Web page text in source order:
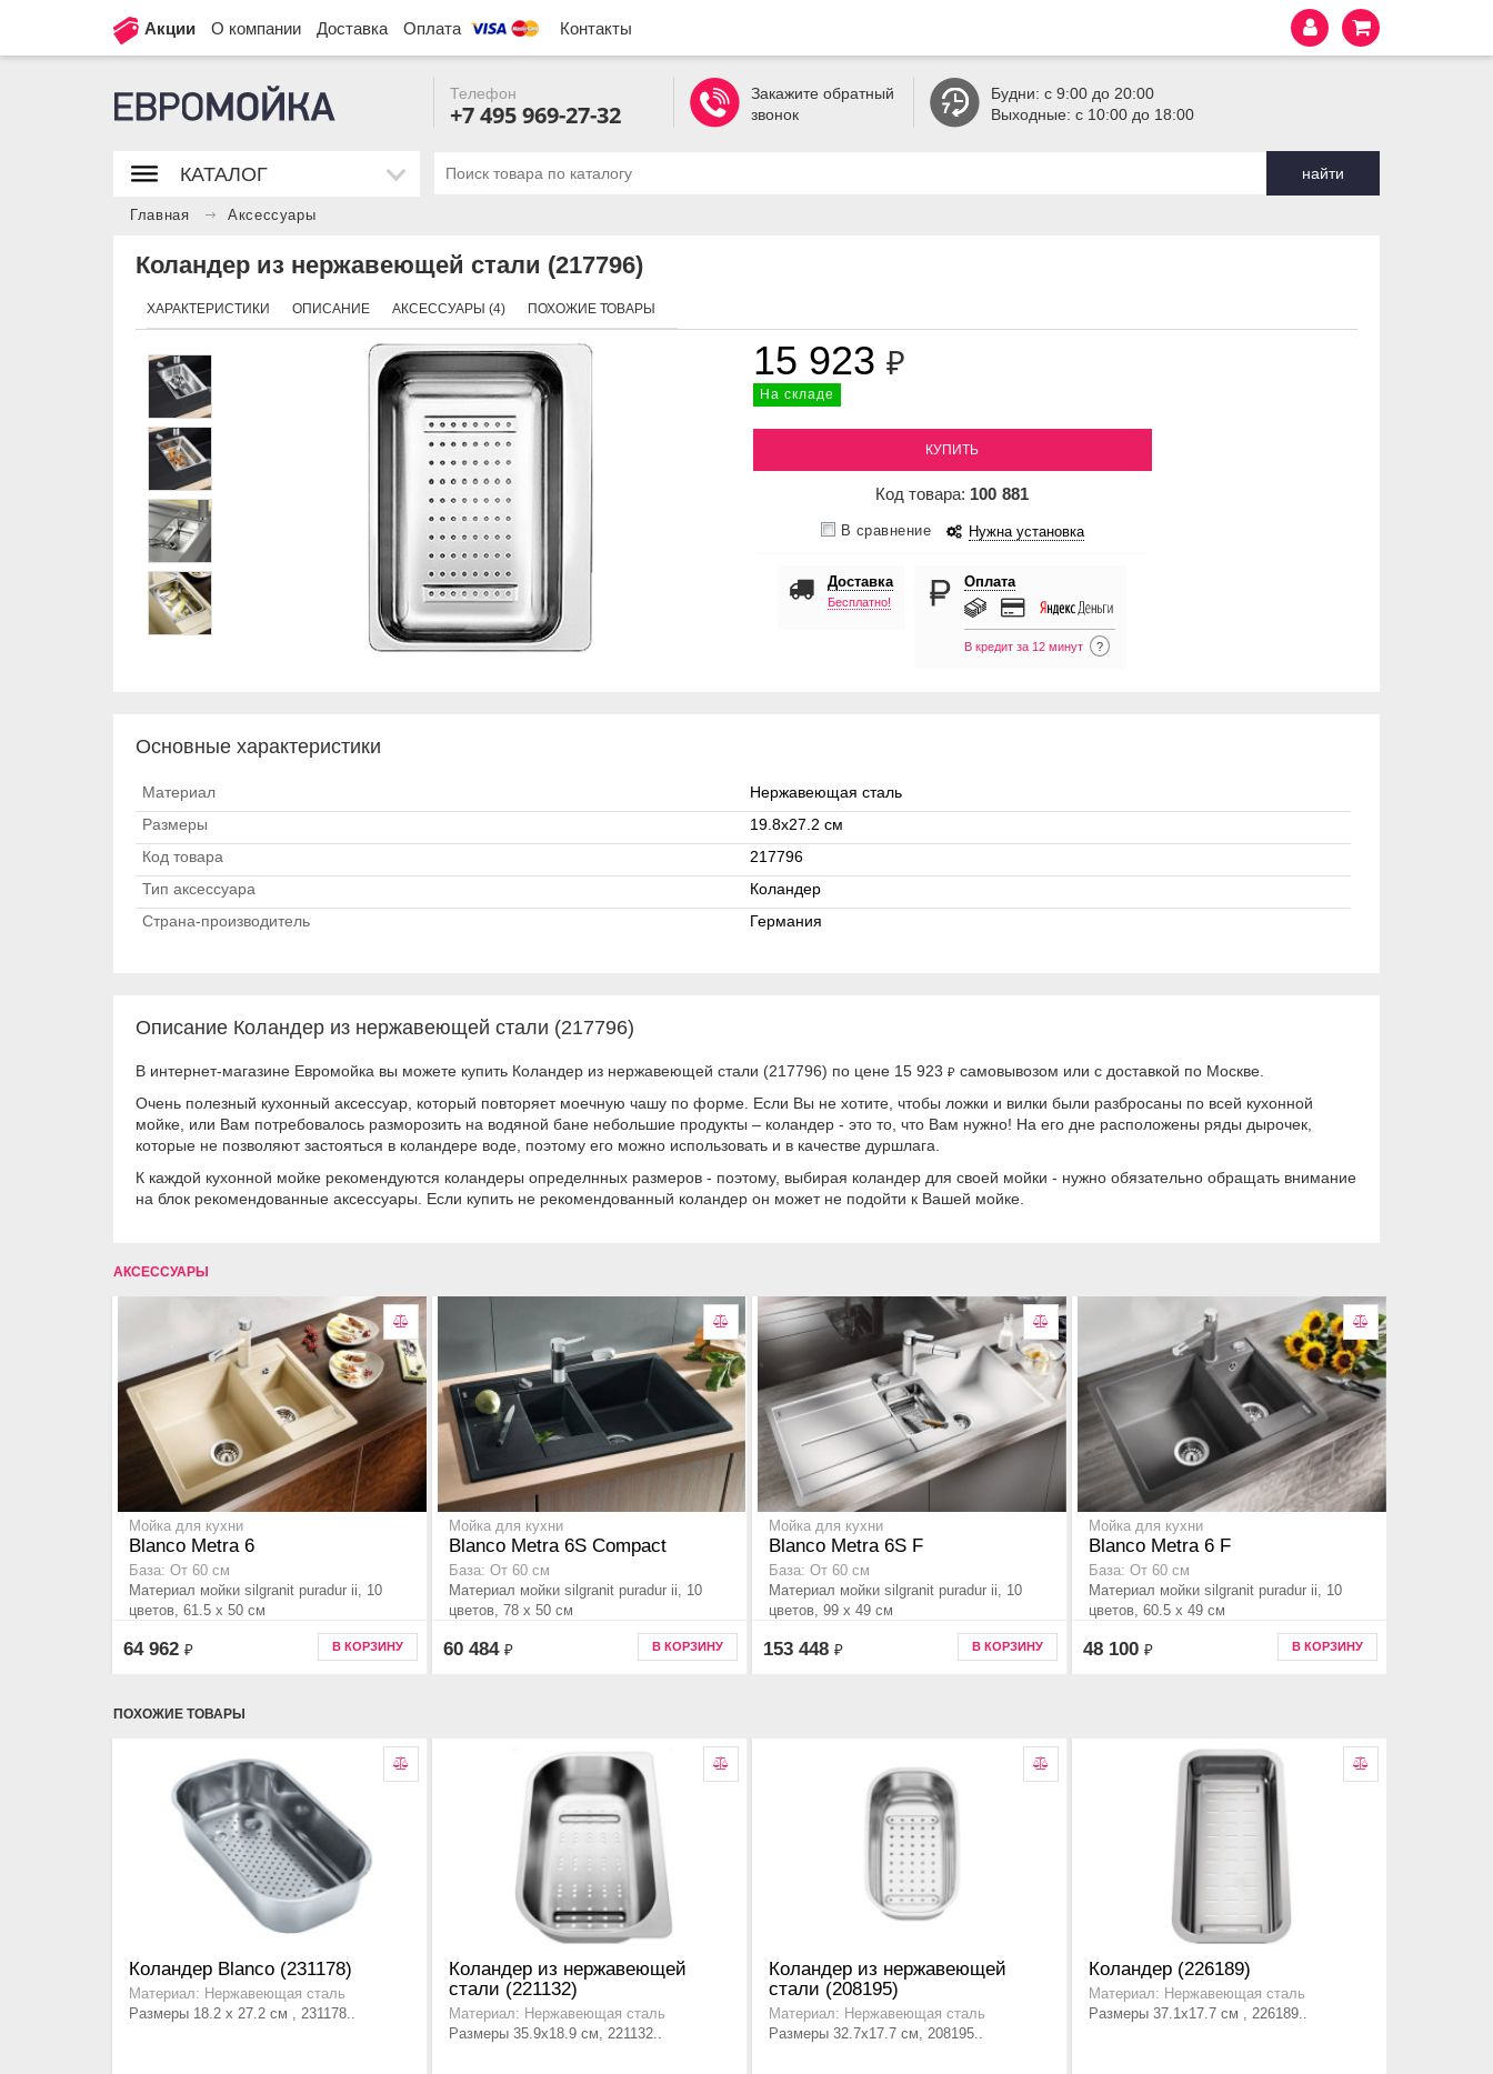
Акции О компании Доставка Оплата Контакты
Телефон
+7 495 969-27-32
Закажите обратный
звонок
Будни: с 9:00 до 20:00
Выходные: с 10:00 до 18:00
найти
КАТАЛОГ
Главная Аксессуары
Коландер из нержавеющей стали (217796)
ХАРАКТЕРИСТИКИ ОПИСАНИЕ АКСЕССУАРЫ (4) ПОХОЖИЕ ТОВАРЫ
15 923 ₽
На складе
КУПИТЬ
Код товара: 100 881
В сравнение Нужна установка
Доставка
Бесплатно!
Оплата
В кредит за 12 минут ?
Основные характеристики
Материал
Нержавеющая сталь
Размеры
19.8x27.2 см
Код товара
217796
Тип аксессуара
Коландер
Страна-производитель
Германия
Описание Коландер из нержавеющей стали (217796)
В интернет-магазине Евромойка вы можете купить Коландер из нержавеющей стали (217796) по цене 15 923 ₽ самовывозом или с доставкой по Москве.
Очень полезный кухонный аксессуар, который повторяет моечную чашу по форме. Если Вы не хотите, чтобы ложки и вилки были разбросаны по всей кухонной
мойке, или Вам потребовалось разморозить на водяной бане небольшие продукты – коландер - это то, что Вам нужно! На его дне расположены ряды дырочек,
которые не позволяют застояться в коландере воде, поэтому его можно использовать и в качестве дуршлага.
К каждой кухонной мойке рекомендуются коландеры определнных размеров - поэтому, выбирая коландер для своей мойки - нужно обязательно обращать внимание
на блок рекомендованные аксессуары. Если купить не рекомендованный коландер он может не подойти к Вашей мойке.
АКСЕССУАРЫ
Мойка для кухни
Blanco Metra 6
База: От 60 см
Материал мойки silgranit puradur ii, 10
цветов, 61.5 x 50 см
64 962 ₽ В КОРЗИНУ
Мойка для кухни
Blanco Metra 6S Compact
База: От 60 см
Материал мойки silgranit puradur ii, 10
цветов, 78 x 50 см
60 484 ₽ В КОРЗИНУ
Мойка для кухни
Blanco Metra 6S F
База: От 60 см
Материал мойки silgranit puradur ii, 10
цветов, 99 x 49 см
153 448 ₽ В КОРЗИНУ
Мойка для кухни
Blanco Metra 6 F
База: От 60 см
Материал мойки silgranit puradur ii, 10
цветов, 60.5 x 49 см
48 100 ₽ В КОРЗИНУ
ПОХОЖИЕ ТОВАРЫ
Коландер Blanco (231178)
Материал: Нержавеющая сталь
Размеры 18.2 х 27.2 см , 231178..
Коландер из нержавеющей
стали (221132)
Материал: Нержавеющая сталь
Размеры 35.9x18.9 см, 221132..
Коландер из нержавеющей
стали (208195)
Материал: Нержавеющая сталь
Размеры 32.7x17.7 см, 208195..
Коландер (226189)
Материал: Нержавеющая сталь
Размеры 37.1x17.7 см , 226189..